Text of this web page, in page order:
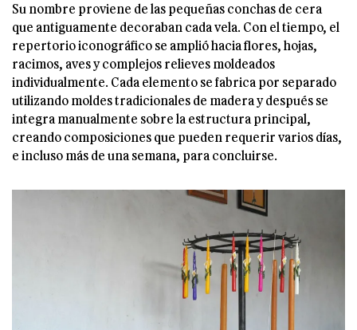
Su nombre proviene de las pequeñas conchas de cera
que antiguamente decoraban cada vela. Con el tiempo, el
repertorio iconográfico se amplió hacia flores, hojas,
racimos, aves y complejos relieves moldeados
individualmente. Cada elemento se fabrica por separado
utilizando moldes tradicionales de madera y después se
integra manualmente sobre la estructura principal,
creando composiciones que pueden requerir varios días,
e incluso más de una semana, para concluirse.